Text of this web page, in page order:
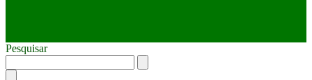
Pesquisar